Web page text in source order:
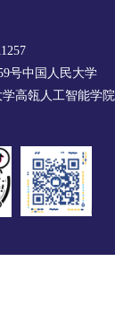
号中国人民大学
高瓴人工智能学院